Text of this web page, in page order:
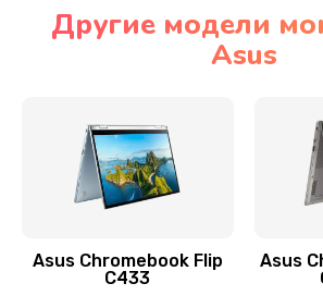
Чистка динамика и
Замена кнопки Home
Заказать
Другие модели
Asus
Asus Chromebook Flip
C433
Asus